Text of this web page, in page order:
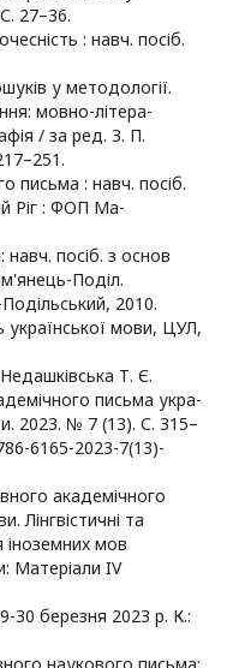
27–36.
: навч. посіб.
у методології.
мовно-літера-
/ за ред. З. П.
письма : навч. посіб.
Ріг : ФОП Ма-
посіб. з основ
Поділ.
2010.
української мови, ЦУЛ,
Т. Є.
письма укра-
2023. № 7 (13). С. 315–
6165-2023-7(13)-
академічного
Лінгвістичні та
іноземних мов
Матеріали IV
30 березня 2023 р. К.:
наукового письма: